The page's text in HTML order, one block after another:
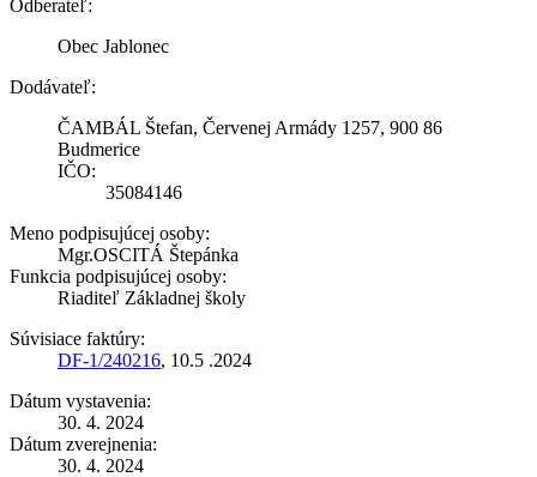
Odberateľ:
Obec Jablonec
Dodávateľ:
ČAMBÁL Štefan, Červenej Armády 1257, 900 86
Budmerice
IČO:
35084146
Meno podpisujúcej osoby:
Mgr.OSCITÁ Štepánka
Funkcia podpisujúcej osoby:
Riaditeľ Základnej školy
Súvisiace faktúry:
DF-1/240216, 10.5 .2024
Dátum vystavenia:
30. 4. 2024
Dátum zverejnenia:
30. 4. 2024